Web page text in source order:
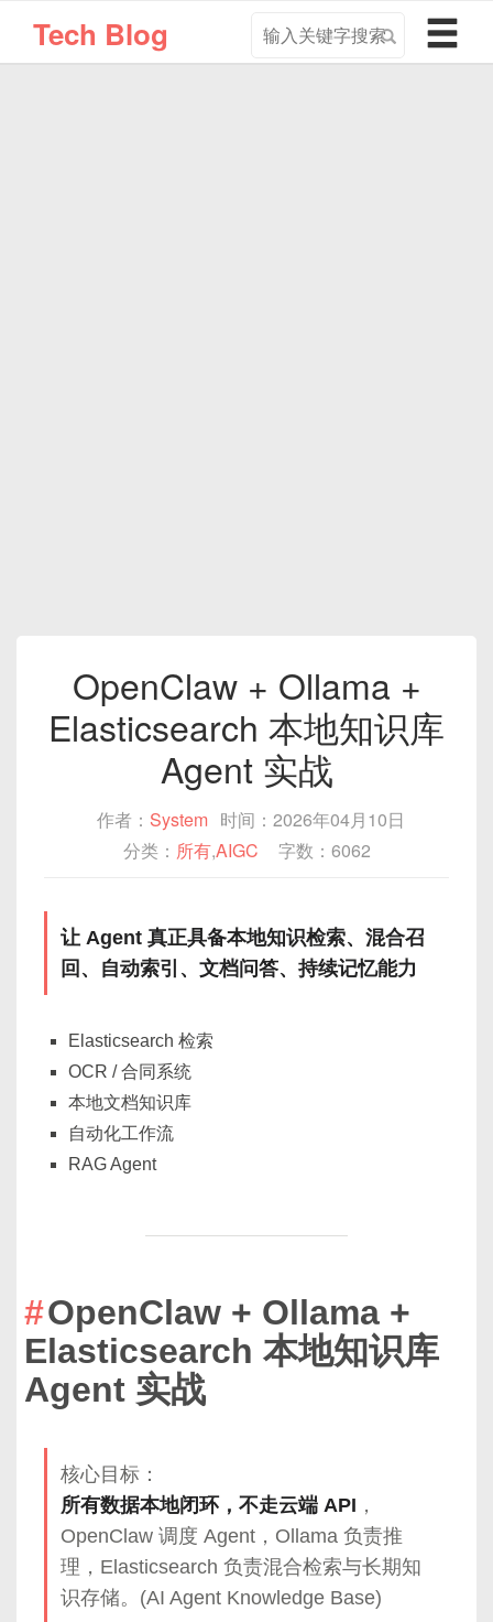
Tech Blog
导
航
OpenClaw + Ollama +
Elasticsearch 本地知识库
Agent 实战
作者： System 时间：2026年04月10日
分类： 所有,AIGC 字数：6062
让 Agent 真正具备本地知识检索、混合召
回、自动索引、文档问答、持续记忆能力
Elasticsearch 检索
OCR / 合同系统
本地文档知识库
自动化工作流
RAG Agent
OpenClaw + Ollama +
Elasticsearch 本地知识库
Agent 实战
核心目标：
所有数据本地闭环，不走云端 API ，
OpenClaw 调度 Agent，Ollama 负责推
理，Elasticsearch 负责混合检索与长期知
识存储。(AI Agent Knowledge Base)